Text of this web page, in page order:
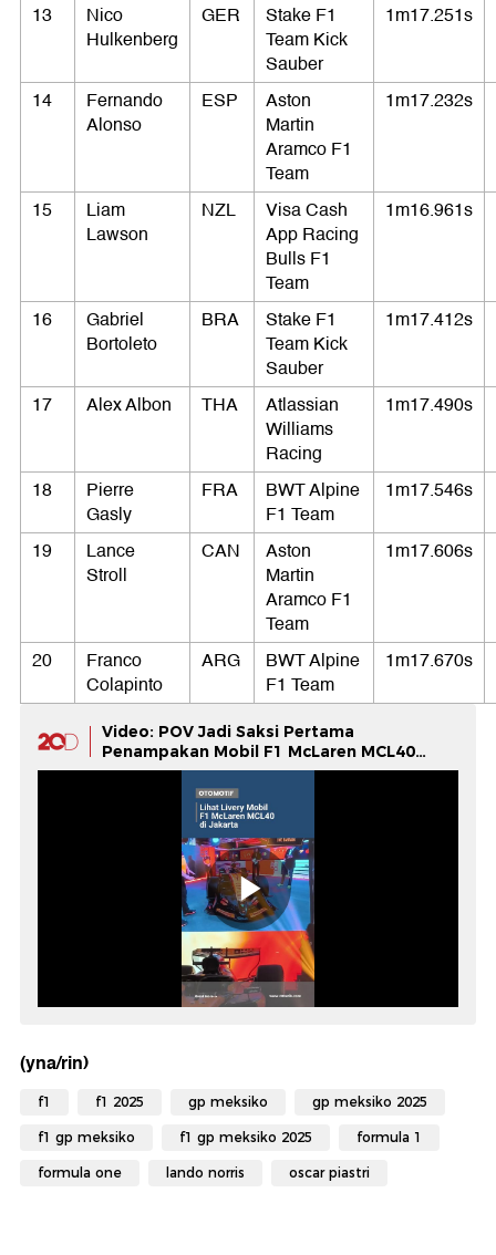
13
Nico
Hulkenberg
GER
Stake F1
Team Kick
Sauber
1m17.251s
14
Fernando
Alonso
ESP
Aston
Martin
Aramco F1
Team
1m17.232s
15
Liam
Lawson
NZL
Visa Cash
App Racing
Bulls F1
Team
1m16.961s
16
Gabriel
Bortoleto
BRA
Stake F1
Team Kick
Sauber
1m17.412s
17 Alex Albon THA
Atlassian
Williams
Racing
1m17.490s
18
Pierre
Gasly
FRA
BWT Alpine
F1 Team
1m17.546s
19
Lance
Stroll
CAN
Aston
Martin
Aramco F1
Team
1m17.606s
20
Franco
Colapinto
ARG
BWT Alpine
F1 Team
1m17.670s
Video: POV Jadi Saksi Pertama
Penampakan Mobil F1 McLaren MCL40
2026
(yna/rin)
f1 f1 2025 gp meksiko gp meksiko 2025
f1 gp meksiko f1 gp meksiko 2025 formula 1
formula one lando norris oscar piastri